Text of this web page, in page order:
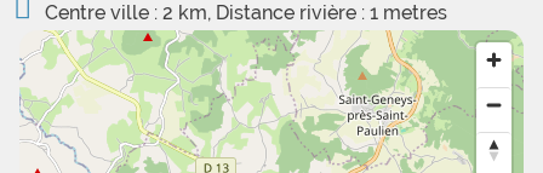
Centre ville : 2 km, Distance rivière : 1 metres